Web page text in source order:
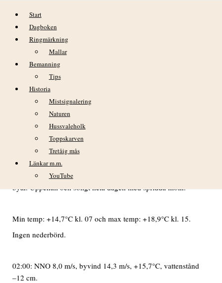
Hoppa till innehåll
Start
Dagboken
Ringmärkning
Mallar
Bemanning
Tips
Historia
Mistsignalering
Naturen
Hussvaleholk
Toppskarven
Tretåig mås
Länkar m.m.
YouTube
DAGBOK NIDINGENS FÅGELSTATION
MÅNDAG 29 AUGUSTI 2022
VÄDER
Frisk nordlig vind under natten och större delen av dagen
med kulingbyar under natten, avtagande till hård vind i
byarna. Mot kvällen avtagande till måttlig vind med friska
byar. Uppehåll och soligt hela dagen med spridda moln.
Min temp: +14,7°C kl. 07 och max temp: +18,9°C kl. 15.
Ingen nederbörd.
02:00: NNO 8,0 m/s, byvind 14,3 m/s, +15,7°C, vattenstånd
–12 cm.